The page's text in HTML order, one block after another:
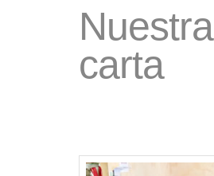
Nuestra
carta